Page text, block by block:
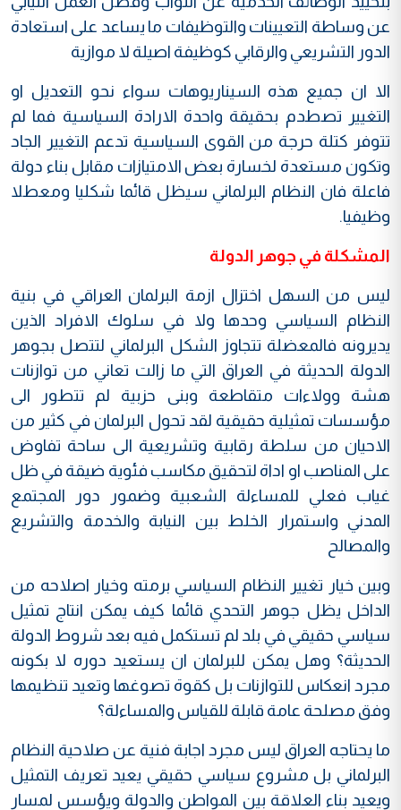
عن وساطة التعيينات والتوظيفات ما يساعد على استعادة
الدور التشريعي والرقابي كوظيفة اصيلة لا موازية
الا ان جميع هذه السيناريوهات سواء نحو التعديل او
التغيير تصطدم بحقيقة واحدة الارادة السياسية فما لم
تتوفر كتلة حرجة من القوى السياسية تدعم التغيير الجاد
وتكون مستعدة لخسارة بعض الامتيازات مقابل بناء دولة
فاعلة فان النظام البرلماني سيظل قائما شكليا ومعطلا
وظيفيا.
المشكلة في جوهر الدولة
ليس من السهل اختزال ازمة البرلمان العراقي في بنية
النظام السياسي وحدها ولا في سلوك الافراد الذين
يديرونه فالمعضلة تتجاوز الشكل البرلماني لتتصل بجوهر
الدولة الحديثة في العراق التي ما زالت تعاني من توازنات
هشة وولاءات متقاطعة وبنى حزبية لم تتطور الى
مؤسسات تمثيلية حقيقية لقد تحول البرلمان في كثير من
الاحيان من سلطة رقابية وتشريعية الى ساحة تفاوض
على المناصب او اداة لتحقيق مكاسب فئوية ضيقة في ظل
غياب فعلي للمساءلة الشعبية وضمور دور المجتمع
المدني واستمرار الخلط بين النيابة والخدمة والتشريع
والمصالح
وبين خيار تغيير النظام السياسي برمته وخيار اصلاحه من
الداخل يظل جوهر التحدي قائما كيف يمكن انتاج تمثيل
سياسي حقيقي في بلد لم تستكمل فيه بعد شروط الدولة
الحديثة؟ وهل يمكن للبرلمان ان يستعيد دوره لا بكونه
مجرد انعكاس للتوازنات بل كقوة تصوغها وتعيد تنظيمها
وفق مصلحة عامة قابلة للقياس والمساءلة؟
ما يحتاجه العراق ليس مجرد اجابة فنية عن صلاحية النظام
البرلماني بل مشروع سياسي حقيقي يعيد تعريف التمثيل
ويعيد بناء العلاقة بين المواطن والدولة ويؤسس لمسار